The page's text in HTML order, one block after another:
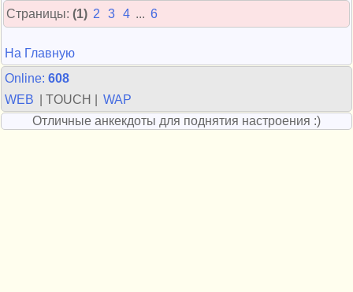
Страницы: (1) 2 3 4 ... 6
На Главную
Online: 608
WEB
| TOUCH |
WAP
Отличные анкекдоты для поднятия настроения :)